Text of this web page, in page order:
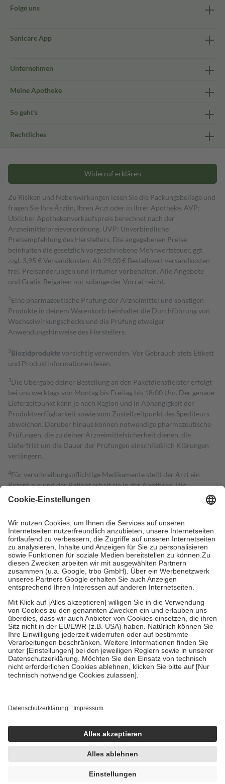
Folge uns
Sanicare App
Unternehmen
Meine Apotheke
So geht's
Rechtliches
Widerruf erklären
Zu Risiken und Nebenwirkungen lesen Sie die Packungsbeilage und
fragen Sie Ihre Ärztin, Ihren Arzt oder in Ihrer Apotheke. AVP:
Üblicher Apothekenverkaufspreis berechnet nach der
Arzneimittelpreisverordnung. UVP: Unverbindliche
Preisempfehlung des Herstellers. Die angegebenen Preise
beinhalten die gesetzlich vorgeschriebene Mehrwertsteuer, ggf.
zzgl. 3,95 € Versandkosten. Ab 29,00 € Bestell­wert versand­kosten­
frei. Preisänderungen und Irrtümer vorbehalten. Alle Angebote
und Gratis-Beigaben nur solange der Vorrat reicht.
1 Eine pharmazeutische Prüfung der Arzneimittel und sonstigen
Produkte in deinem Warenkorb beinhaltet die Durchführung von
Wechselwirkungschecks und die Prüfung etwaiger
Anwendungshinweise des Herstellers.
2Biozidproduktevorsichtig verwenden. Vor Gebrauch stets Etikett
und Produktinformationen lesen.
3Die Übergabe deiner Bestellung an den Paketdienstleister erfolgt
bei uns werktags von Montag bis Freitag bis 18:00 Uhr. Der genaue
Lieferzeitpunkt kann je nach Region und in Abhängigkeit der
Produktverfügbarkeit sowie vom Zustellzeitpunkt des Spediteurs
abweichen. Darüber hinaus können notwendige pharmazeutische
Prüfungen, die zu deiner Arzneimittelsicherheit dienen, die
Lieferfrist um die Dauer der Prüfungen einschließlich Klärungen
verlängern.
4Für verschreibungspflichtige Medikamente stellt der Arzt ein
Rezept aus und der Patient erhält sie in der Apotheke. Die
gesetzliche Krankenversicherung übernimmt in der Regel die
Kosten dafür, der Versicherte trägt einen Teil davon als Zuzahlung
Grundsätzlich leisten Mitglieder Zuzahlungen in Höhe von zehn
Prozent des Abgabepreises,mindestens jedochfünf Euround
höchstens zehn Euro.Es sind jedoch nie mehr als die tatsächlichen
Kosten der Leistung zu entrichten.
Diese Regeln gelten grundsätzlich auch für Online-Apotheken.
Bei Heilmitteln und häuslicher Krankenpflege beträgt die
Zuzahlung zehn Prozent der Kosten sowie zehn Euro je
Verordnung.
Um das Engagement der Versicherten für ihre eigene Gesundheit zu
stärken und die besondere Stellung der Familie zu unterstützen,
fallenkeine Zuzahlungenan bei:
• Kindern und Jugendlichen bis zum vollendeten 18. Lebensjahr
mit Ausnahme der Fahrkosten
• Untersuchungen zur Vorsorge und Früherkennung, die von der
GKV getragen werden
Einholung von Bewertungen. Trusted Shops hat Maßnahmen
getroffen, um sicherzustellen, dass es sich um echte Bewertungen
handelt. Mehr Informationen findest du hier:
https://help.etrusted.com/hc/de/articles/4419944605341